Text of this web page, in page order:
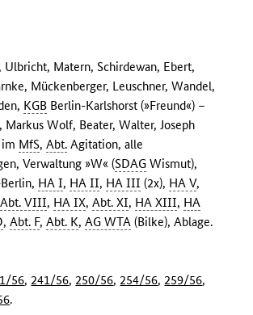
Ulbricht, Matern, Schirdewan, Ebert,
Mückenberger, Leuschner, Wandel,
KGB Berlin-Karlshorst (»Freund«) –
Markus Wolf, Beater, Walter, Joseph
im MfS,Abt. Agitation, alle
Verwaltung »W« (SDAG Wismut),
HA I, HA II, HA III (2x), HA V,
Abt. VIII, HA IX,Abt. XI, HA XIII, HA
,Abt. F,Abt. K,AG WTA (Bilke), Ablage.
56, 241/56, 250/56, 254/56, 259/56,
.